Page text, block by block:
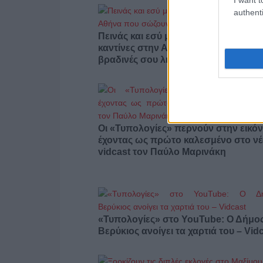
Πεινάς και εσύ μετά το ξενύχτι; 5
καντίνες στην Αθήνα που σώζουν τις
βραδινές σου λιγούρες
Οι «Τυπολογίες» περνούν στην
έχοντας ως πρώτο καλεσμένο στο
vidcast τον Παύλο Μαρινάκη
«Τυπολογίες» στο YouTube: Ο
Βερύκιος ανοίγει τα χαρτιά του –